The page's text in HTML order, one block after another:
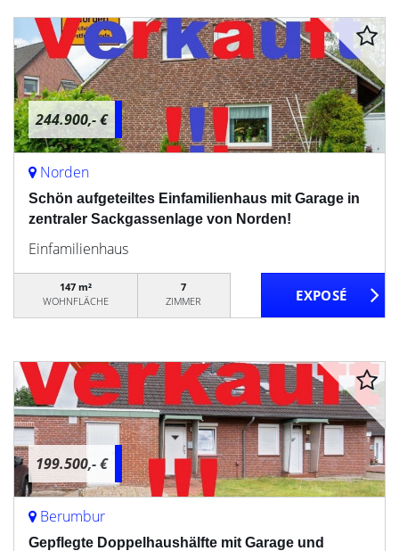
244.900,- €
Norden
Schön aufgeteiltes Einfamilienhaus mit Garage in
zentraler Sackgassenlage von Norden!
Einfamilienhaus
147 m²
WOHNFLÄCHE
7
ZIMMER
199.500,- €
Berumbur
Gepflegte Doppelhaushälfte mit Garage und